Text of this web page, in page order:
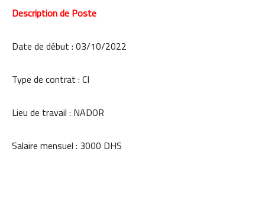
Description de Poste
Date de début : 03/10/2022
Type de contrat : CI
Lieu de travail : NADOR
Salaire mensuel : 3000 DHS